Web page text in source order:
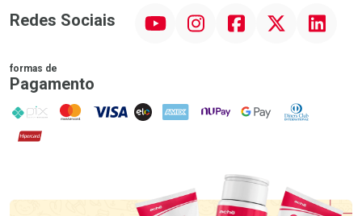
Redes Sociais InstagramFacebookTwitter Linkedin
formas de
Pagamento
PIX MasterCard
VISA ELO AMEX NuPay Google PayDiners Club
Hipercard
Promoção em Destaque